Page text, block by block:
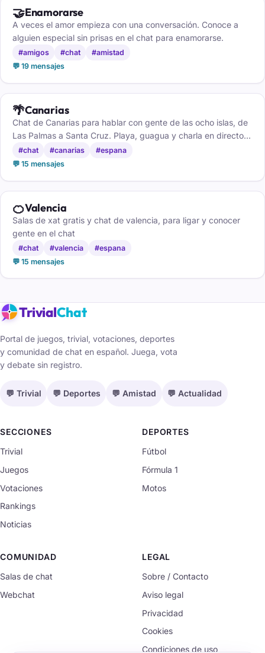
🤝Enamorarse
A veces el amor empieza con una conversación. Conoce a
alguien especial sin prisas en el chat para enamorarse.
#amigos #chat
#amistad
💬 19 mensajes
🌴Canarias
Chat de Canarias para hablar con gente de las ocho islas, de
Las Palmas a Santa Cruz. Playa, guagua y charla en directo,
gratis y sin registro.
#chat #canarias
#espana
💬 15 mensajes
🍊Valencia
Salas de xat gratis y chat de valencia, para ligar y conocer
gente en el chat
#chat #valencia
#espana
💬 15 mensajes
TrivialChat
Portal de juegos, trivial, votaciones, deportes
y comunidad de chat en español. Juega, vota
y debate sin registro.
💬 Trivial 💬 Deportes 💬 Amistad 💬 Actualidad
SECCIONES
Trivial
Juegos
Votaciones
Rankings
Noticias
DEPORTES
Fútbol
Fórmula 1
Motos
COMUNIDAD
Salas de chat
Webchat
LEGAL
Sobre / Contacto
Aviso legal
Privacidad
Cookies
Condiciones de uso